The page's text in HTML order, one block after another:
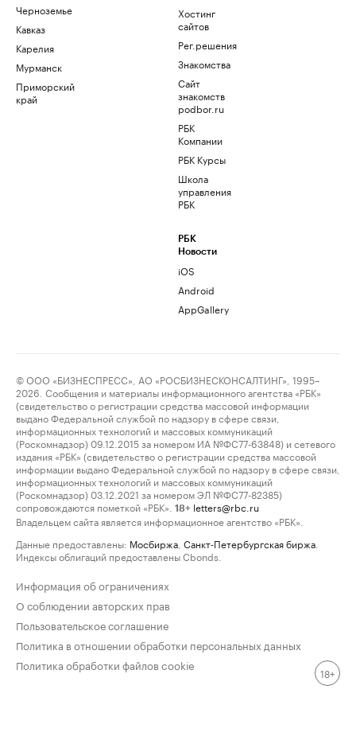
Черноземье
Кавказ
Карелия
Мурманск
Приморский
край
Хостинг
сайтов
Рег.решения
Знакомства
Сайт
знакомств
podbor.ru
РБК
Компании
РБК Курсы
Школа
управления
РБК
РБК
Новости
iOS
Android
AppGallery
© ООО «БИЗНЕСПРЕСС», АО «РОСБИЗНЕСКОНСАЛТИНГ», 1995–
2026. Сообщения и материалы информационного агентства «РБК»
(свидетельство о регистрации средства массовой информации
выдано Федеральной службой по надзору в сфере связи,
информационных технологий и массовых коммуникаций
(Роскомнадзор) 09.12.2015 за номером ИА №ФС77-63848) и сетевого
издания «РБК» (свидетельство о регистрации средства массовой
информации выдано Федеральной службой по надзору в сфере связи,
информационных технологий и массовых коммуникаций
(Роскомнадзор) 03.12.2021 за номером ЭЛ №ФС77-82385)
сопровождаются пометкой «РБК».
18+ letters@rbc.ru
Владельцем сайта является информационное агентство «РБК».
Данные предоставлены: Мосбиржа Санкт-Петербургская биржа
Индексы облигаций предоставлены Cbonds.
Информация об ограничениях
О соблюдении авторских прав
Пользовательское соглашение
Политика в отношении обработки персональных данных
Политика обработки файлов cookie
18+